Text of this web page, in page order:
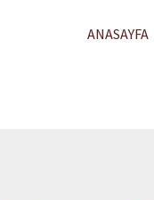
ANASAYFA